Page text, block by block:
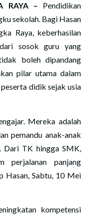
RAYA – Pendidikan
sekolah. Bagi Hasan
Raya, keberhasilan
sosok guru yang
boleh dipandang
pilar utama dalam
didik sejak usia
Mereka adalah
pemandu anak-anak
Dari TK hingga SMK,
perjalanan panjang
Hasan, Sabtu, 10 Mei
kompetensi